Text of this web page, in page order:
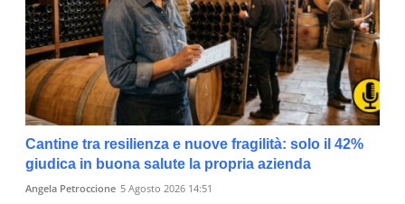
Cantine tra resilienza e nuove fragilità: solo il 42%
giudica in buona salute la propria azienda
Angela Petroccione 5 Agosto 2026 14:51